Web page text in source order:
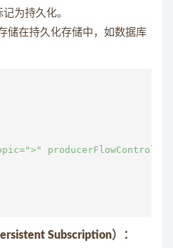
为持久化。
储在持久化存储中，如数据库
Subscription） ：